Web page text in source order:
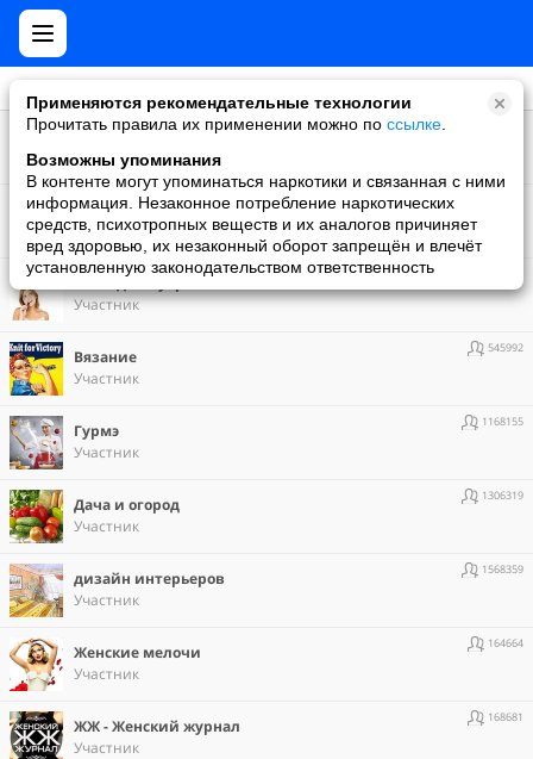
Применяются рекомендательные технологии
Прочитать правила их применении можно по ссылке
Возможны упоминания
В контенте могут упоминаться наркотики и связанная с ними
информация. Незаконное потребление наркотических
средств, психотропных веществ и их аналогов причиняет
вред здоровью, их незаконный оборот запрещён и влечёт
установленную законодательством ответственность
"УЮТНЫЙ ДОМ" - МЫ САМИ СОЗДАЕМ!
Участник
Великие философы
Участник
Взгляд изнутри
Участник
Вязание
Участник
545992
Гурмэ
Участник
1168155
Дача и огород
Участник
1306319
дизайн интерьеров
Участник
1568359
Женские мелочи
Участник
164664
ЖЖ - Женский журнал
Участник
168681